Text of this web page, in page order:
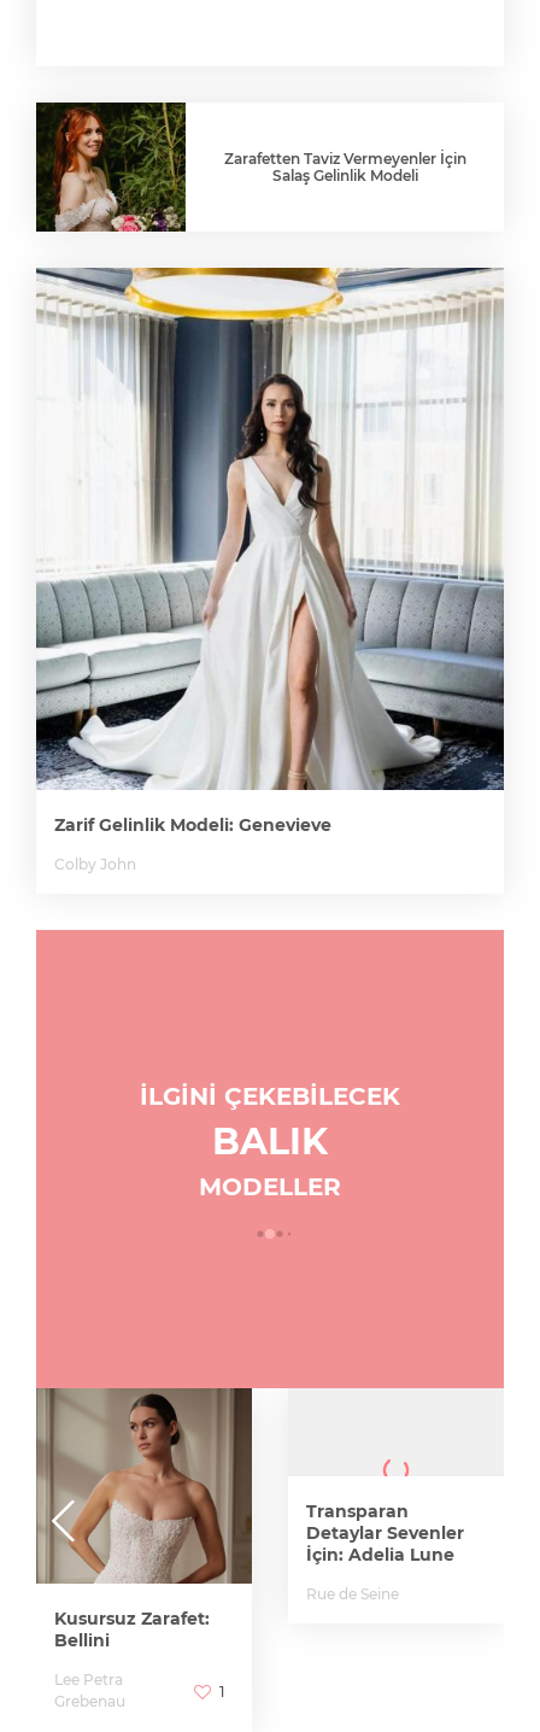
Zarafetten Taviz Vermeyenler İçin
Salaş Gelinlik Modeli
Zarif Gelinlik Modeli: Genevieve
Colby John
İLGİNİ ÇEKEBİLECEK
BALIK
MODELLER
Kusursuz Zarafet:
Bellini
Lee Petra
Grebenau
1
Transparan
Detaylar Sevenler
İçin: Adelia Lune
Rue de Seine